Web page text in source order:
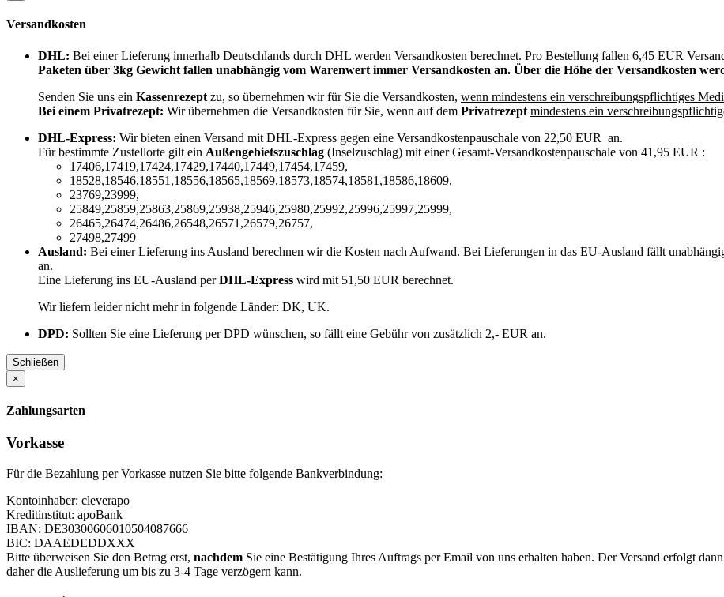
Versandkosten
DHL: Bei einer Lieferung innerhalb Deutschlands durch DHL werden Versandkosten berechnet. Pro Bestellung fallen 6,45 EUR
Paketen über 3kg Gewicht fallen unabhängig vom Warenwert immer Versandkosten an. Über die Höhe der Versandkosten
Senden Sie uns ein Kassenrezept zu, so übernehmen wir für Sie die Versandkosten, wenn mindestens ein verschreibungspflichtiges
Bei einem Privatrezept: Wir übernehmen die Versandkosten für Sie, wenn auf dem Privatrezept mindestens ein
DHL-Express: Wir bieten einen Versand mit DHL-Express gegen eine Versandkostenpauschale von 22,50 EUR an.
Für bestimmte Zustellorte gilt ein Außengebietszuschlag (Inselzuschlag) mit einer Gesamt-Versandkostenpauschale von 41,95 EUR :
17406,17419,17424,17429,17440,17449,17454,17459,
18528,18546,18551,18556,18565,18569,18573,18574,18581,18586,18609,
23769,23999,
25849,25859,25863,25869,25938,25946,25980,25992,25996,25997,25999,
26465,26474,26486,26548,26571,26579,26757,
27498,27499
Ausland: Bei einer Lieferung ins Ausland berechnen wir die Kosten nach Aufwand. Bei Lieferungen in das EU-Ausland fällt
an.
Eine Lieferung ins EU-Ausland perDHL-Express wird mit 51,50 EUR berechnet.
Wir liefern leider nicht mehr in folgende Länder: DK, UK.
DPD: Sollten Sie eine Lieferung per DPD wünschen, so fällt eine Gebühr von zusätzlich 2,- EUR an.
Schließen
×
Zahlungsarten
Vorkasse
Für die Bezahlung per Vorkasse nutzen Sie bitte folgende Bankverbindung:
Kontoinhaber: cleverapo
Kreditinstitut: apoBank
IBAN: DE30300606010504087666
BIC: DAAEDEDDXXX
Bitte überweisen Sie den Betrag erst, nachdem Sie eine Bestätigung Ihres Auftrags per Email von uns erhalten haben. Der Versand erfolgt
daher die Auslieferung um bis zu 3-4 Tage verzögern kann.